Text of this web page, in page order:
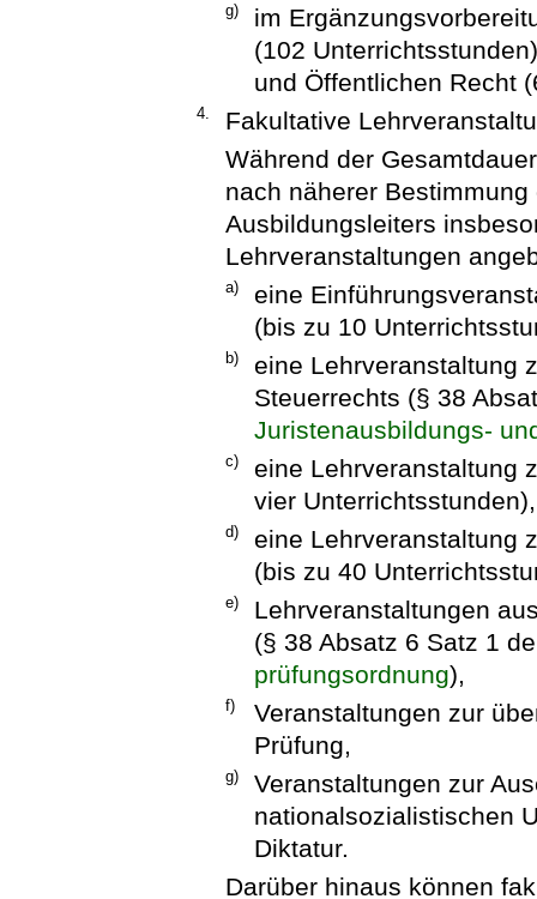
g)
im
(102
und Öffentlichen Recht
4.
Fakultative
Während der
nach näherer
Ausbildungsleiters
Lehrveranstaltungen
a)
eine
(bis zu 10
b)
eine Lehrveranstaltung
Steuerrechts (§ 38
Juristenausbildungs-
c)
eine Lehrveranstaltung
vier Unterrichtsstunden),
d)
eine Lehrveranstaltung
(bis zu 40
e)
Lehrveranstaltungen
(§ 38 Absatz 6 Satz 1
prüfungsordnung),
f)
Veranstaltungen zur
Prüfung,
g)
Veranstaltungen zur
nationalsozialistischen
Diktatur.
Darüber hinaus können